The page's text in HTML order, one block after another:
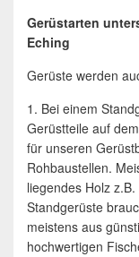
Gerüstarten
Eching
Gerüste werden
1. Bei einem
Gerüstteile auf
für unseren
Rohbaustellen.
liegendes Holz
Standgerüste
meistens aus
hochwertigen